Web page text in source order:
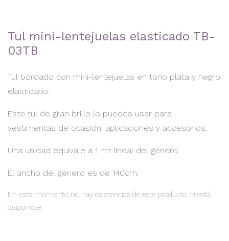
Tul mini-lentejuelas elasticado TB-
03TB
Tul bordado con mini-lentejuelas en tono plata y negro
elasticado.
Este tul de gran brillo lo puedes usar para
vestimentas de ocasión, aplicaciones y accesorios.
Una unidad equivale a 1 mt lineal del género.
El ancho del género es de 140cm.
En este momento no hay existencias de este producto ni está
disponible.